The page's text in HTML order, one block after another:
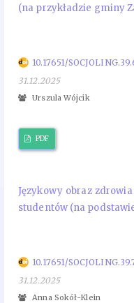
(na przykładzie gminy
10.17651/
31.12.2025
Urszula Wójcik
PDF
Językowy obraz
studentów (na
10.17651/
31.12.2025
Anna Sokół-Klein